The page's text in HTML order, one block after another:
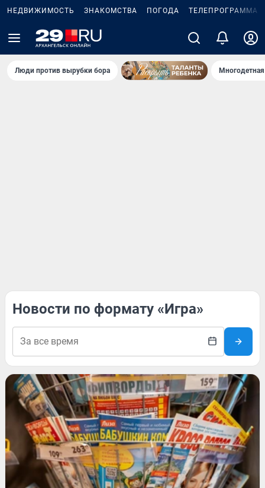
НЕДВИЖИМОСТЬ ЗНАКОМСТВА ПОГОДА ТЕЛЕПРОГРАММА
Люди против вырубки бора
Новости по формату «Игра»